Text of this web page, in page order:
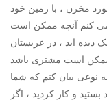
مخزن ، با زمین خود
کنم آنچه ممکن است
دیده اید ، در عربستان
نوعی بیان کنم که شما
و کار کردید ، اگر